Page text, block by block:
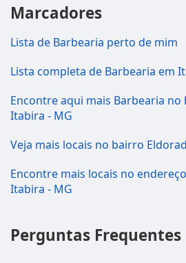
Marcadores
Lista de Barbearia perto de mim
Lista completa de Barbearia em
Encontre aqui mais Barbearia
Itabira - MG
Veja mais locais no bairro
Encontre mais locais no
Itabira - MG
Perguntas Frequentes